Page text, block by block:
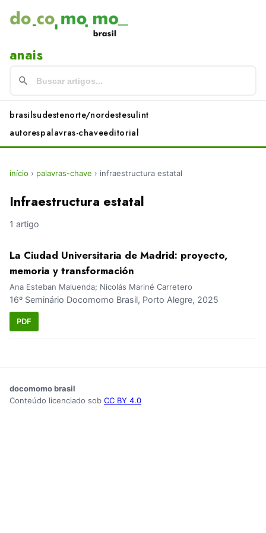
anais
brasilsudestenorte/nordestesulint
autorespalavras-chaveeditorial
início › palavras-chave › infraestructura estatal
Infraestructura estatal
1 artigo
La Ciudad Universitaria de Madrid: proyecto,
memoria y transformación
Ana Esteban Maluenda; Nicolás Mariné Carretero
16º Seminário Docomomo Brasil, Porto Alegre, 2025
PDF
docomomo brasil
Conteúdo licenciado sob CC BY 4.0